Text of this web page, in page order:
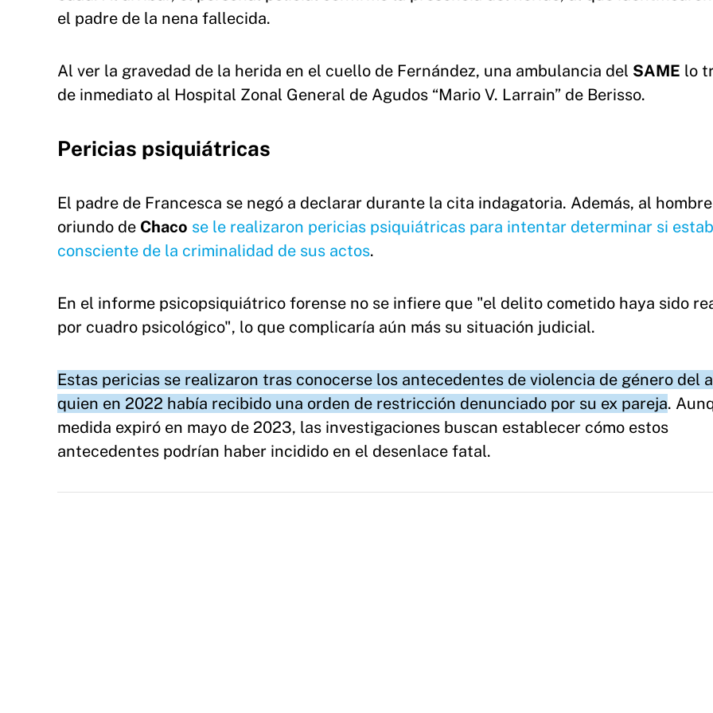
el padre de la nena fallecida.
Al ver la gravedad de la herida en el cuello de Fernández, una ambulancia del SAME lo
de inmediato al Hospital Zonal General de Agudos “Mario V. Larrain” de Berisso.
Pericias psiquiátricas
El padre de Francesca se negó a declarar durante la cita indagatoria. Además, al hombre
oriundo de Chaco se le realizaron pericias psiquiátricas para intentar determinar si
consciente de la criminalidad de sus actos.
En el informe psicopsiquiátrico forense no se infiere que "el delito cometido haya sido
por cuadro psicológico", lo que complicaría aún más su situación judicial.
Estas pericias se realizaron tras conocerse los antecedentes de violencia de género del
quien en 2022 había recibido una orden de restricción denunciado por su ex pareja.
medida expiró en mayo de 2023, las investigaciones buscan establecer cómo estos
antecedentes podrían haber incidido en el desenlace fatal.